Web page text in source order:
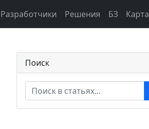
Разработчики Решения БЗ
Поиск